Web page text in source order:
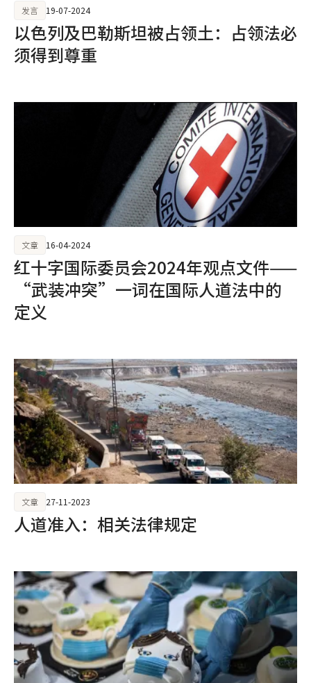
以色列及巴勒斯坦被占领土：占领法必
须得到尊重
发言 19-07-2024
红十字国际委员会2024年观点文件——
“武装冲突”一词在国际人道法中的
定义
文章 16-04-2024
人道准入：相关法律规定
文章 27-11-2023